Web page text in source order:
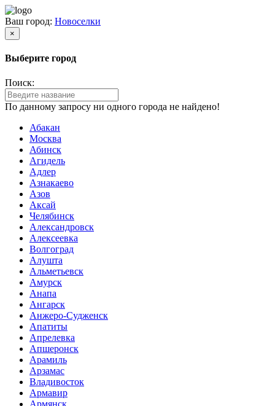
Ваш город: Новоселки
×
Выберите город
Поиск:
По данному запросу ни одного города не найдено!
Абакан
Москва
Абинск
Агидель
Адлер
Азнакаево
Азов
Аксай
Челябинск
Александровск
Алексеевка
Волгоград
Алушта
Альметьевск
Амурск
Анапа
Ангарск
Анжеро-Судженск
Апатиты
Апрелевка
Апшеронск
Арамиль
Арзамас
Владивосток
Армавир
Армянск